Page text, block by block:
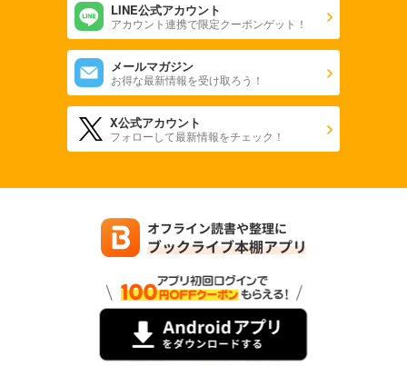
LINE公式アカウント
アカウント連携で限定クーポンゲット！
メールマガジン
お得な最新情報を受け取ろう！
X公式アカウント
フォローして最新情報をチェック！